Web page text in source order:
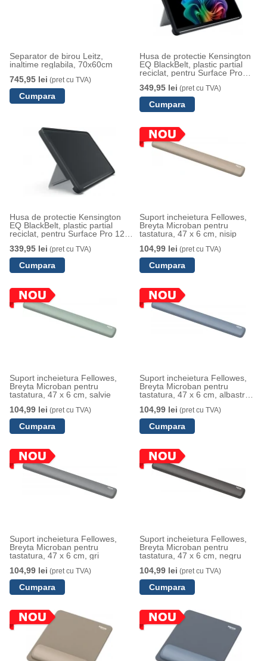
Separator de birou Leitz,
inaltime reglabila, 70x60cm
745,95 lei (pret cu TVA)
Husa de protectie Kensington
EQ BlackBelt, plastic partial
reciclat, pentru Surface Pro
349,95 lei (pret cu TVA)
Husa de protectie Kensington
EQ BlackBelt, plastic partial
reciclat, pentru Surface Pro 12,
339,95 lei (pret cu TVA)
Suport incheietura Fellowes,
Breyta Microban pentru
tastatura, 47 x 6 cm, nisip
104,99 lei (pret cu TVA)
Suport incheietura Fellowes,
Breyta Microban pentru
tastatura, 47 x 6 cm, salvie
104,99 lei (pret cu TVA)
Suport incheietura Fellowes,
Breyta Microban pentru
tastatura, 47 x 6 cm, albastru
104,99 lei (pret cu TVA)
Suport incheietura Fellowes,
Breyta Microban pentru
tastatura, 47 x 6 cm, gri
104,99 lei (pret cu TVA)
Suport incheietura Fellowes,
Breyta Microban pentru
tastatura, 47 x 6 cm, negru
104,99 lei (pret cu TVA)